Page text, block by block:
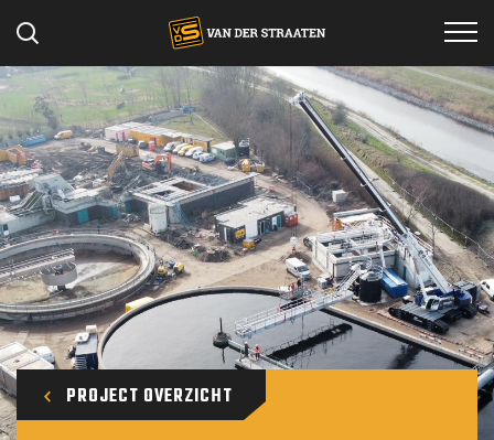
Specialismen
Projecten
Werken bij
Materieel
Over ons
ContactPROJECT OVERZICHT